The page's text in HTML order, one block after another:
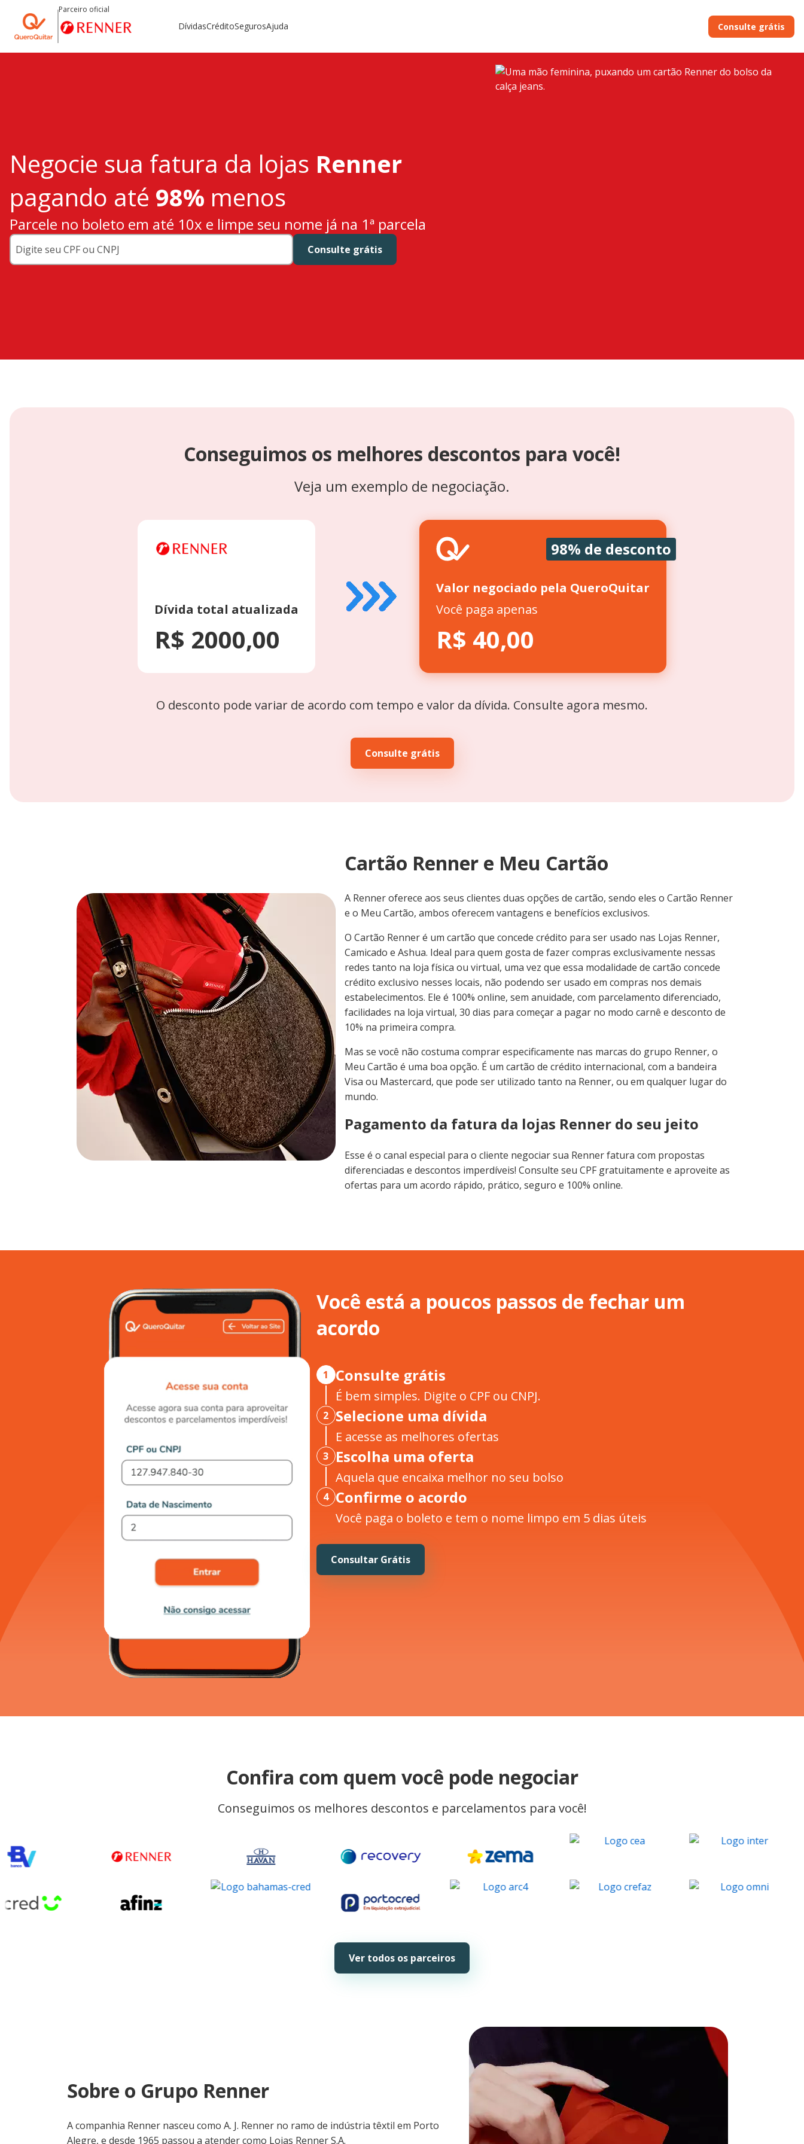
Parceiro oficial
DívidasCréditoSegurosAjuda Consulte grátis
Negocie sua fatura da lojas Renner
pagando até 98% menos
Parcele no boleto em até 10x e limpe seu nome já na 1ª parcela
Consulte grátis
Conseguimos os melhores descontos para você!
Veja um exemplo de negociação.
Dívida total atualizada
R$ 2000,00
98% de desconto
Valor negociado pela QueroQuitar
Você paga apenas
R$ 40,00
O desconto pode variar de acordo com tempo e valor da dívida. Consulte agora mesmo.
Consulte grátis
Cartão Renner e Meu Cartão
A Renner oferece aos seus clientes duas opções de cartão, sendo eles o Cartão Renner
e o Meu Cartão, ambos oferecem vantagens e benefícios exclusivos.
O Cartão Renner é um cartão que concede crédito para ser usado nas Lojas Renner,
Camicado e Ashua. Ideal para quem gosta de fazer compras exclusivamente nessas
redes tanto na loja física ou virtual, uma vez que essa modalidade de cartão concede
crédito exclusivo nesses locais, não podendo ser usado em compras nos demais
estabelecimentos. Ele é 100% online, sem anuidade, com parcelamento diferenciado,
facilidades na loja virtual, 30 dias para começar a pagar no modo carnê e desconto de
10% na primeira compra.
Mas se você não costuma comprar especificamente nas marcas do grupo Renner, o
Meu Cartão é uma boa opção. É um cartão de crédito internacional, com a bandeira
Visa ou Mastercard, que pode ser utilizado tanto na Renner, ou em qualquer lugar do
mundo.
Pagamento da fatura da lojas Renner do seu jeito
Esse é o canal especial para o cliente negociar sua Renner fatura com propostas
diferenciadas e descontos imperdíveis! Consulte seu CPF gratuitamente e aproveite as
ofertas para um acordo rápido, prático, seguro e 100% online.
Você está a poucos passos de fechar um
acordo
1 Consulte grátis
É bem simples. Digite o CPF ou CNPJ.
2 Selecione uma dívida
E acesse as melhores ofertas
3 Escolha uma oferta
Aquela que encaixa melhor no seu bolso
4 Confirme o acordo
Você paga o boleto e tem o nome limpo em 5 dias úteis
Consultar Grátis
Confira com quem você pode negociar
Conseguimos os melhores descontos e parcelamentos para você!
Ver todos os parceiros
Sobre o Grupo Renner
A companhia Renner nasceu como A. J. Renner no ramo de indústria têxtil em Porto
Alegre, e desde 1965 passou a atender como Lojas Renner S.A.